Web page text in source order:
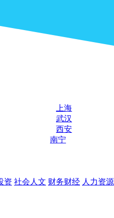
上海
武汉
西安
南宁
资 社会人文 财务财经 人力资源